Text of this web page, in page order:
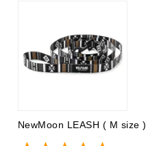
NewMoon LEASH ( M size )